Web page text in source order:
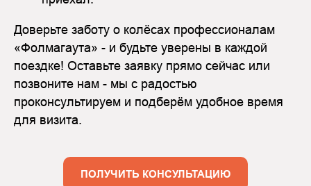
Доверьте заботу о колёсах профессионалам
«Фолмагаута» - и будьте уверены в каждой
поездке! Оставьте заявку прямо сейчас или
позвоните нам - мы с радостью
проконсультируем и подберём удобное время
для визита.
ПОЛУЧИТЬ КОНСУЛЬТАЦИЮ